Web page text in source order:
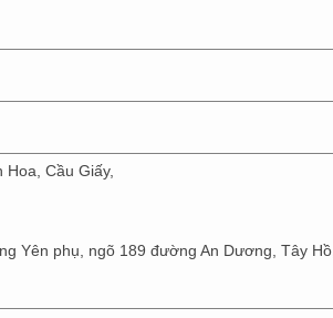
Cầu Giấy,
Yên phụ, ngõ 189 đường An Dương, Tây Hồ,